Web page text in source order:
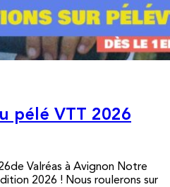
pélé VTT 2026
Valréas à Avignon Notre
2026 ! Nous roulerons sur